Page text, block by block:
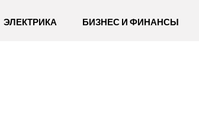
ЭЛЕКТРИКА БИЗНЕС И ФИНАНСЫ